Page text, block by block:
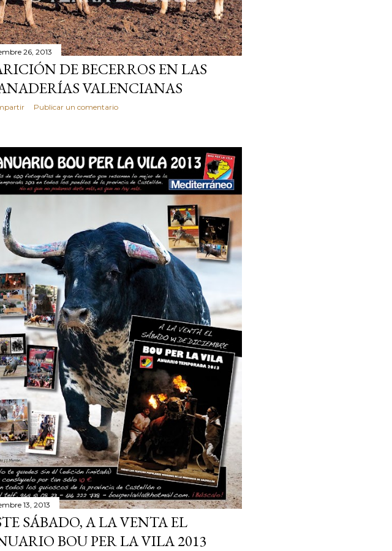
26, 2013
DE BECERROS EN LAS
VALENCIANAS
Publicar un comentario
13, 2013
SÁBADO, A LA VENTA EL
BOU PER LA VILA 2013